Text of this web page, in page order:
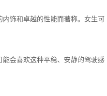
饰和卓越的性能而著称。女生可
会喜欢这种平稳、安静的驾驶感